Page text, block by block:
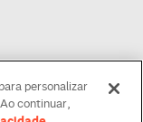
personalizar
continuar,